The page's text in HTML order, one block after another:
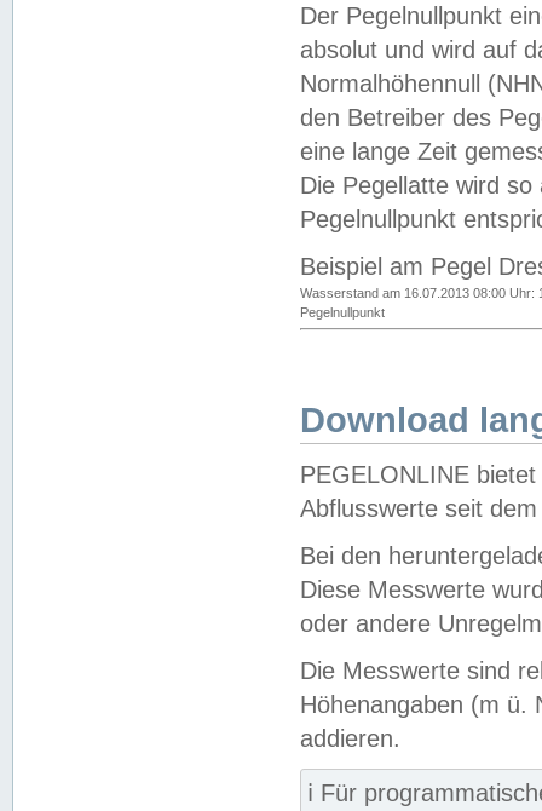
Der Pegelnullpunkt
absolut und wird auf
Normalhöhennull
den Betreiber des
eine lange Zeit
Die Pegellatte wird
Pegelnullpunkt
Beispiel am Pegel
Wasserstand am 16.07.2013 08:00 Uhr:
Pegelnullpunkt
Download
PEGELONLINE
Abflusswerte seit
Bei den
Diese Messwerte
oder andere
Die Messwerte sind
Höhenangaben (m ü.
addieren.
ℹ️ Für